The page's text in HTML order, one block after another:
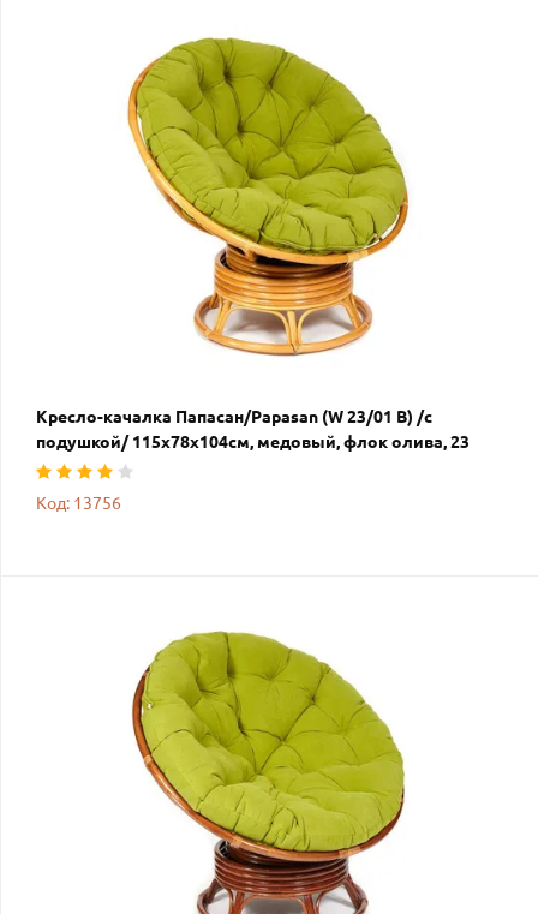
Кресло-качалка Папасан/Papasan (W 23/01 B) /с
подушкой/ 115х78х104см, медовый, флок олива, 23
Код: 13756